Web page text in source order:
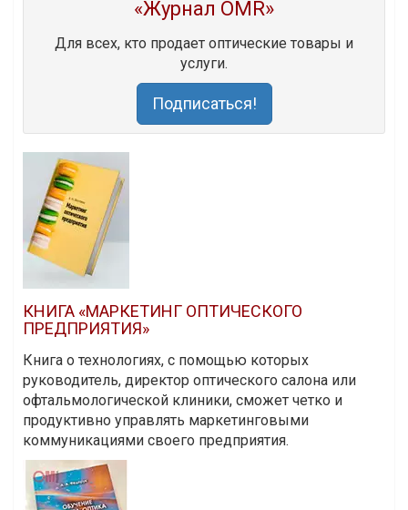
«Журнал OMR»
Для всех, кто продает оптические товары и
услуги.
Подписаться!
КНИГА «МАРКЕТИНГ ОПТИЧЕСКОГО
ПРЕДПРИЯТИЯ»
Книга о технологиях, с помощью которых
руководитель, директор оптического салона или
офтальмологической клиники, сможет четко и
продуктивно управлять маркетинговыми
коммуникациями своего предприятия.